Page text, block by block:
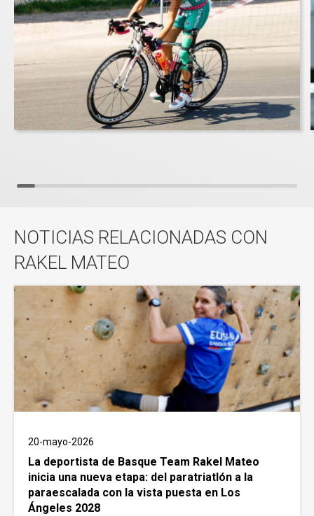
NOTICIAS RELACIONADAS CON
RAKEL MATEO
20-mayo-2026
La deportista de Basque Team Rakel Mateo
inicia una nueva etapa: del paratriatlón a la
paraescalada con la vista puesta en Los
Ángeles 2028